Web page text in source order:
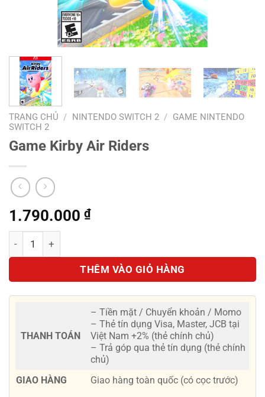
TRANG CHỦ / NINTENDO SWITCH 2 / GAME NINTENDO
SWITCH 2
Game Kirby Air Riders
1.790.000 ₫
Game Kirby Air Riders số lượng
THÊM VÀO GIỎ HÀNG
THANH TOÁN
– Tiền mặt / Chuyển khoản / Momo
– Thẻ tín dụng Visa, Master, JCB tại
Việt Nam +2% (thẻ chính chủ)
– Trả góp qua thẻ tín dụng (thẻ chính
chủ)
GIAO HÀNG
Giao hàng toàn quốc (có cọc trước)